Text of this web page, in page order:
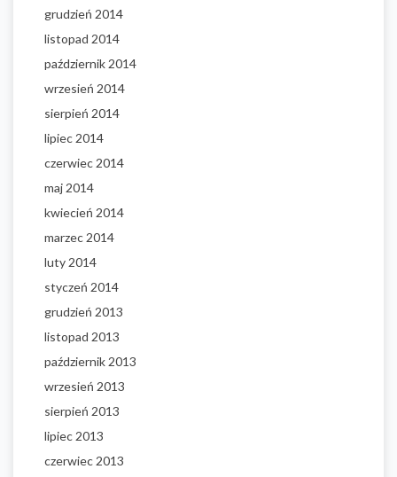
grudzień 2014
listopad 2014
październik 2014
wrzesień 2014
sierpień 2014
lipiec 2014
czerwiec 2014
maj 2014
kwiecień 2014
marzec 2014
luty 2014
styczeń 2014
grudzień 2013
listopad 2013
październik 2013
wrzesień 2013
sierpień 2013
lipiec 2013
czerwiec 2013